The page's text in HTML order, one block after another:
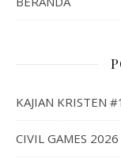
KAJIAN KRISTEN #1
CIVIL GAMES 2026